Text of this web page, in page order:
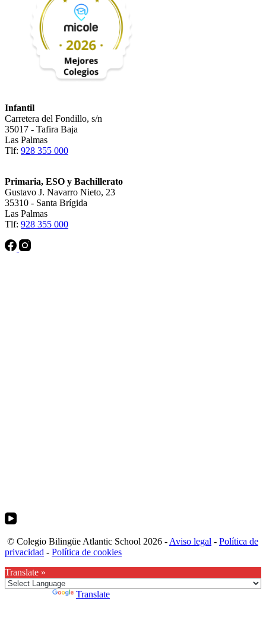
Infantil
Carretera del Fondillo, s/n
35017 - Tafira Baja
Las Palmas
Tlf: 928 355 000
Primaria, ESO y Bachillerato
Gustavo J. Navarro Nieto, 23
35310 - Santa Brígida
Las Palmas
Tlf: 928 355 000
© Colegio Bilingüe Atlantic School 2026 - Aviso legal - Política de
privacidad - Política de cookies
Translate »
Translate